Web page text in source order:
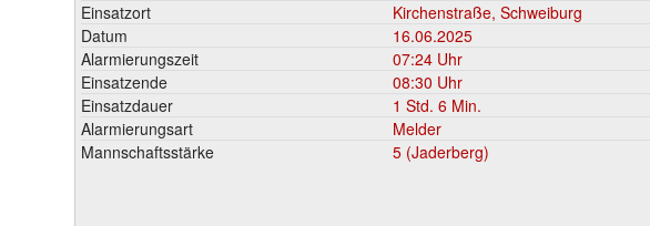
Einsatzort
Kirchenstraße, Schweiburg
Datum
16.06.2025
Alarmierungszeit
07:24 Uhr
Einsatzende
08:30 Uhr
Einsatzdauer
1 Std. 6 Min.
Alarmierungsart
Melder
Mannschaftsstärke
5 (Jaderberg)